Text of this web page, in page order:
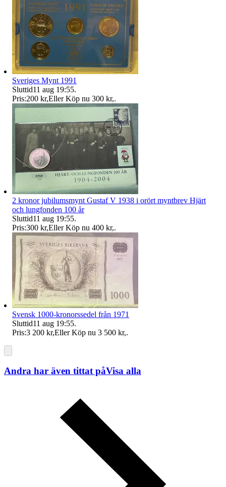
Sveriges Mynt 1991
Sluttid11 aug 19:55.
Pris:200 kr,Eller Köp nu 300 kr,.
2 kronor jubilumsmynt Gustaf V 1938 i orört myntbrev Hjärt
och lungfonden 100 år
Sluttid11 aug 19:55.
Pris:300 kr,Eller Köp nu 400 kr,.
Svensk 1000-kronorssedel från 1971
Sluttid11 aug 19:55.
Pris:3 200 kr,Eller Köp nu 3 500 kr,.
Andra har även tittat påVisa alla